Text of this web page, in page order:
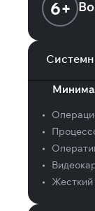
6+
•
•
•
•
•
Жесткий